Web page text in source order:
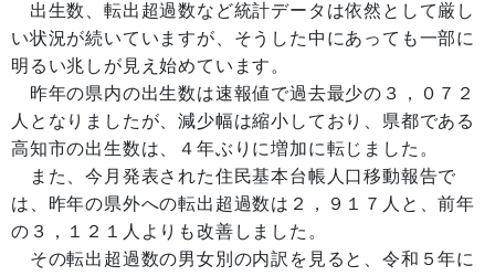
出生数、転出超過数など統計データは依然として厳し
い状況が続いていますが、そうした中にあっても一部に
明るい兆しが見え始めています。
昨年の県内の出生数は速報値で過去最少の３，０７２
人となりましたが、減少幅は縮小しており、県都である
高知市の出生数は、４年ぶりに増加に転じました。
また、今月発表された住民基本台帳人口移動報告で
は、昨年の県外への転出超過数は２，９１７人と、前年
の３，１２１人よりも改善しました。
その転出超過数の男女別の内訳を見ると、令和５年に